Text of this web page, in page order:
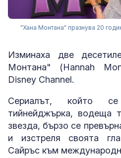
"Хана Монтана" празнува 20
Изминаха две
Монтана" (Hannah
Disney Channel.
Сериалът, който
тийнейджърка, водеща
звезда, бързо се
и изстреля своята
Сайръс към